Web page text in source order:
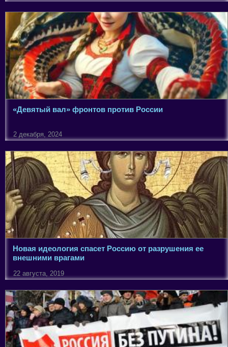
«Девятый вал» фронтов против России
2 декабря, 2024
Новая идеология спасет Россию от разрушения ее
внешними врагами
22 августа, 2019